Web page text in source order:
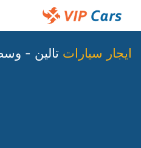
ايجار سيارات تالين -